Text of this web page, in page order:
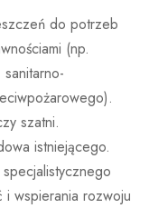
do potrzeb
(np.
szatni.
istniejącego.
wspierania rozwoju